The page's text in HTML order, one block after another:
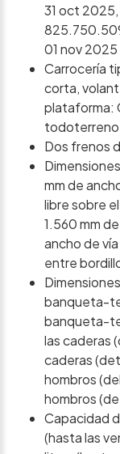
31 oct
01 nov 2025
Carrocería
corta,
plataforma:
Dos frenos
mm de
libre sobre
1.560 mm
ancho de
entre
banqueta-
banqueta-
las caderas
caderas
hombros
hombros
Capacidad
(hasta las